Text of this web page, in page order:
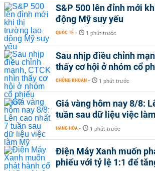
S&P 500 lên đỉnh mới
động Mỹ suy yếu
QUỐC TẾ - 1 phút trước
Sau nhịp điều chỉnh
thấy cơ hội ở nhóm cổ
CHỨNG KHOÁN - 1 phút trước
Giá vàng hôm nay 8/8:
tuần sau dữ liệu việc
HÀNG HÓA - 1 phút trước
Điện Máy Xanh muốn
phiếu với tỷ lệ 1:1 để